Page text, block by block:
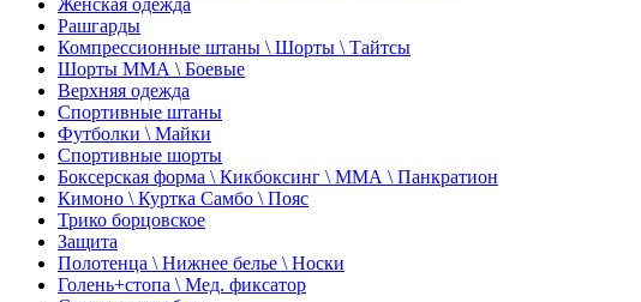
Женская одежда
Рашгарды
Компрессионные штаны \ Шорты \ Тайтсы
Шорты ММА \ Боевые
Верхняя одежда
Спортивные штаны
Футболки \ Майки
Спортивные шорты
Боксерская форма \ Кикбоксинг \ ММА \ Панкратион
Кимоно \ Куртка Самбо \ Пояс
Трико борцовское
Защита
Полотенца \ Нижнее белье \ Носки
Голень+стопа \ Мед. фиксатор